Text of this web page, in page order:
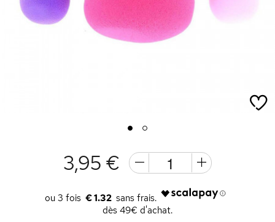
1 2
3,95 €
€ 1.32
dès 49€ d'achat.